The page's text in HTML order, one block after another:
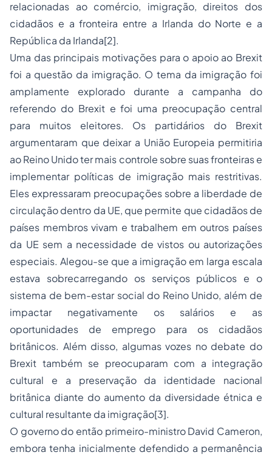
relacionadas ao comércio, imigração, direitos dos
cidadãos e a fronteira entre a Irlanda do Norte e a
República da Irlanda[2].
Uma das principais motivações para o apoio ao Brexit
foi a questão da imigração. O tema da imigração foi
amplamente explorado durante a campanha do
referendo do Brexit e foi uma preocupação central
para muitos eleitores. Os partidários do Brexit
argumentaram que deixar a União Europeia permitiria
ao Reino Unido ter mais controle sobre suas fronteiras e
implementar políticas de imigração mais restritivas.
Eles expressaram preocupações sobre a liberdade de
circulação dentro da UE, que permite que cidadãos de
países membros vivam e trabalhem em outros países
da UE sem a necessidade de vistos ou autorizações
especiais. Alegou-se que a imigração em larga escala
estava sobrecarregando os serviços públicos e o
sistema de bem-estar social do Reino Unido, além de
impactar negativamente os salários e as
oportunidades de emprego para os cidadãos
britânicos. Além disso, algumas vozes no debate do
Brexit também se preocuparam com a integração
cultural e a preservação da identidade nacional
britânica diante do aumento da diversidade étnica e
cultural resultante da imigração[3].
O governo do então primeiro-ministro David Cameron,
embora tenha inicialmente defendido a permanência